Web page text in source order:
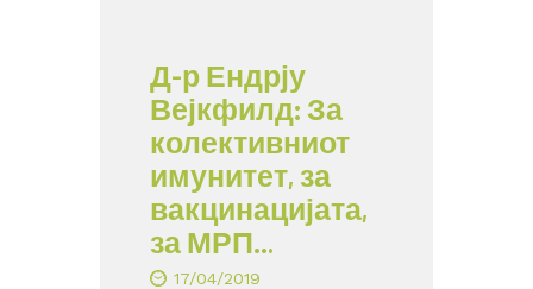
Д-р Ендрју
Вејкфилд: За
колективниот
имунитет, за
вакцинацијата,
за МРП…
17/04/2019